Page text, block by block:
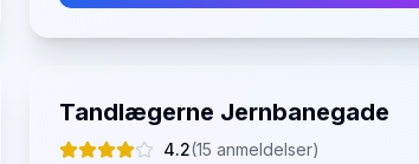
Tandlægerne Jernbanegade
4.2(15 anmeldelser)